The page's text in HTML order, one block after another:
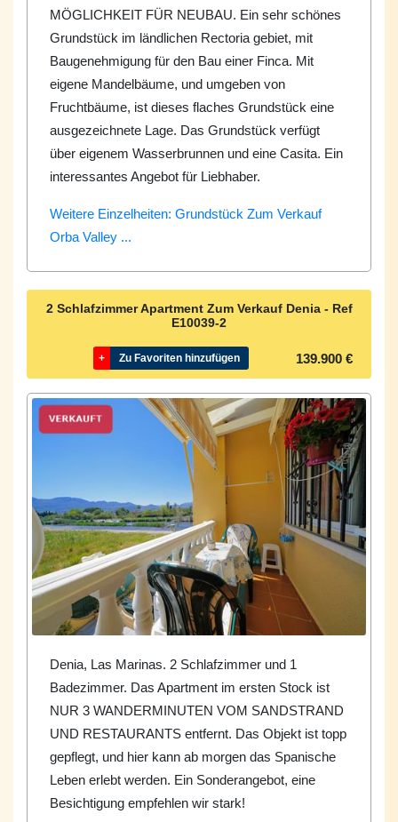
MÖGLICHKEIT FÜR NEUBAU. Ein sehr schönes
Grundstück im ländlichen Rectoria gebiet, mit
Baugenehmigung für den Bau einer Finca. Mit
eigene Mandelbäume, und umgeben von
Fruchtbäume, ist dieses flaches Grundstück eine
ausgezeichnete Lage. Das Grundstück verfügt
über eigenem Wasserbrunnen und eine Casita. Ein
interessantes Angebot für Liebhaber.
Weitere Einzelheiten: Grundstück Zum Verkauf
Orba Valley ...
2 Schlafzimmer Apartment Zum Verkauf Denia - Ref
E10039-2
+ Zu Favoriten hinzufügen 139.900 €
Denia, Las Marinas. 2 Schlafzimmer und 1
Badezimmer. Das Apartment im ersten Stock ist
NUR 3 WANDERMINUTEN VOM SANDSTRAND
UND RESTAURANTS entfernt. Das Objekt ist topp
gepflegt, und hier kann ab morgen das Spanische
Leben erlebt werden. Ein Sonderangebot, eine
Besichtigung empfehlen wir stark!